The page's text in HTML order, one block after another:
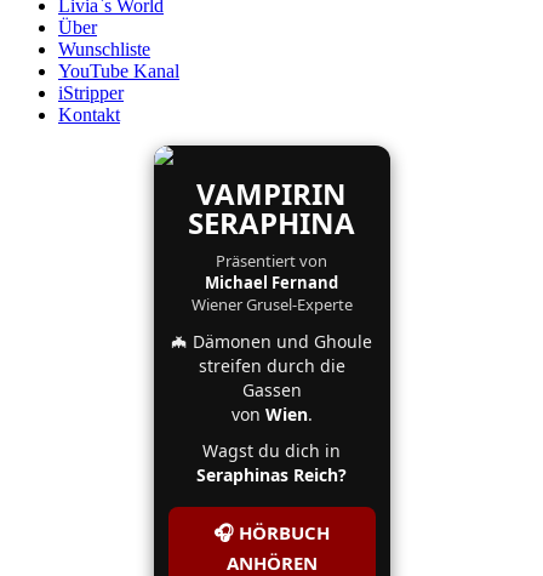
Livia`s World
Über
Wunschliste
YouTube Kanal
iStripper
Kontakt
VAMPIRIN
SERAPHINA
Präsentiert von
Michael Fernand
Wiener Grusel-Experte
🦇 Dämonen und Ghoule
streifen durch die
Gassen
von Wien.
Wagst du dich in
Seraphinas Reich?
🎧 HÖRBUCH
ANHÖREN